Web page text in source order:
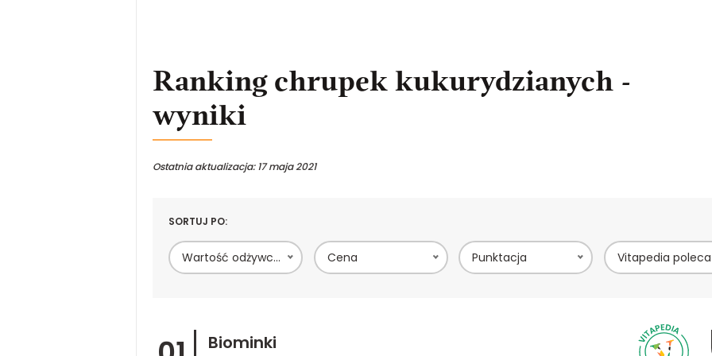
Ranking chrupek kukurydzianych -
wyniki
Ostatnia aktualizacja: 17 maja 2021
SORTUJ PO:
Wartość odżywcza Cena Punktacja Vitapedia poleca
Biominki